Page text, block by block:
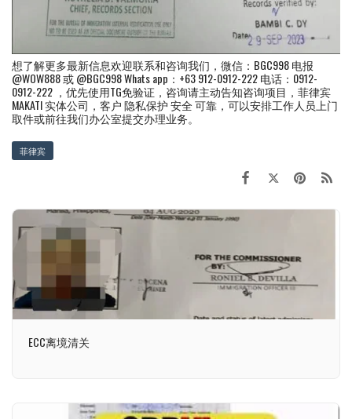
想了解更多最新信息欢迎联系和咨询我们，微信：BGC998 电报
@WOW888 或 @BGC998 Whats app：+63 912-0912-222 电话：0912-
0912-222 ，优先使用TG免验证，咨询请主动告知咨询项目，菲律宾
MAKATI 实体公司，客户 隐私保护 安全 可靠，可以安排工作人员上门
取件或前往我们办公室提交办理业务。
菲律宾
ECC离境清关